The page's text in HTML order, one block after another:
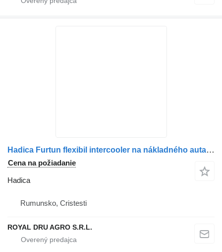
Hadica Furtun flexibil intercooler na nákladného auta Scania – 1358202, 1442579, 1522010, 1522011, 1794725, 1809771, 1401696
Cena na požiadanie
Hadica
Rumunsko, Cristesti
ROYAL DRU AGRO S.R.L.